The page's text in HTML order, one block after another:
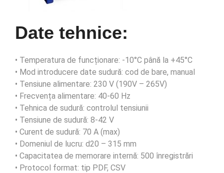
Date tehnice:
• Temperatura de funcționare: -10°C până la +45°C
• Mod introducere date sudură: cod de bare, manual
• Tensiune alimentare: 230 V (190V – 265V)
• Frecvența alimentare: 40-60 Hz
• Tehnica de sudură: controlul tensiunii
• Tensiune de sudură: 8-42 V
• Curent de sudură: 70 A (max)
• Domeniul de lucru: d20 – 315 mm
• Capacitatea de memorare internă: 500 înregistrări
• Protocol format: tip PDF, CSV